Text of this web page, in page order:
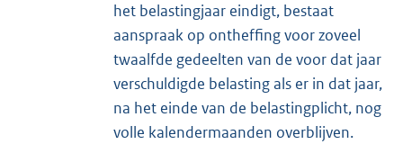
het belastingjaar eindigt, bestaat
aanspraak op ontheffing voor zoveel
twaalfde gedeelten van de voor dat jaar
verschuldigde belasting als er in dat jaar,
na het einde van de belastingplicht, nog
volle kalendermaanden overblijven.